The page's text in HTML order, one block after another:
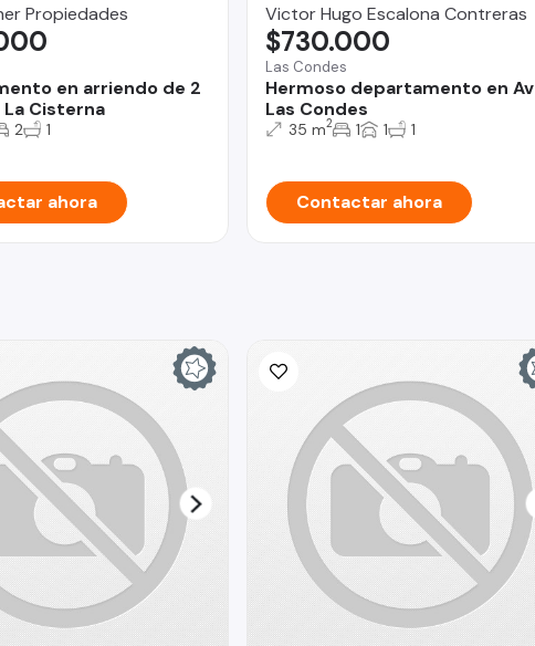
Propiedades
en arriendo de 2
Cisterna
2 1
ahora
Victor Hugo Escalona Contreras
Las Condes
Hermoso departamento en Av
Las Condes
$730.000
35 m2 1 1 1
Contactar ahora